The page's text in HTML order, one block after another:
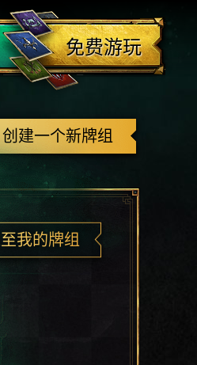
免费游玩
创建一个新牌组
我的牌组